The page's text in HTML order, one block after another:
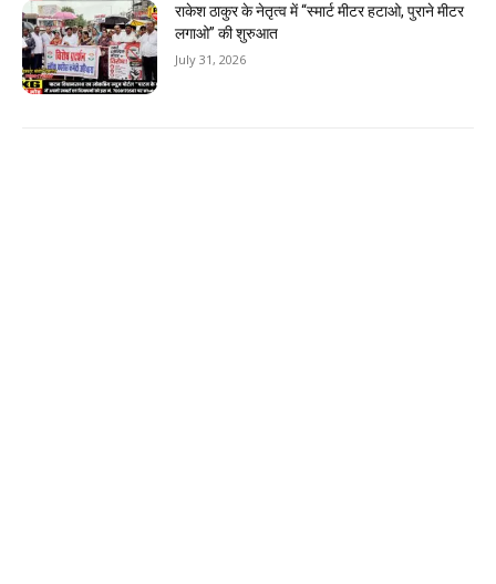
राकेश ठाकुर के नेतृत्व में “स्मार्ट मीटर हटाओ, पुराने मीटर
लगाओ” की शुरुआत
July 31, 2026